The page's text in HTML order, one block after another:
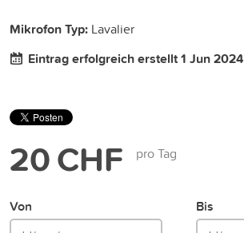
Mikrofon Typ: Lavalier
Eintrag erfolgreich erstellt 1 Jun 2024
20 CHF pro Tag
Von Bis